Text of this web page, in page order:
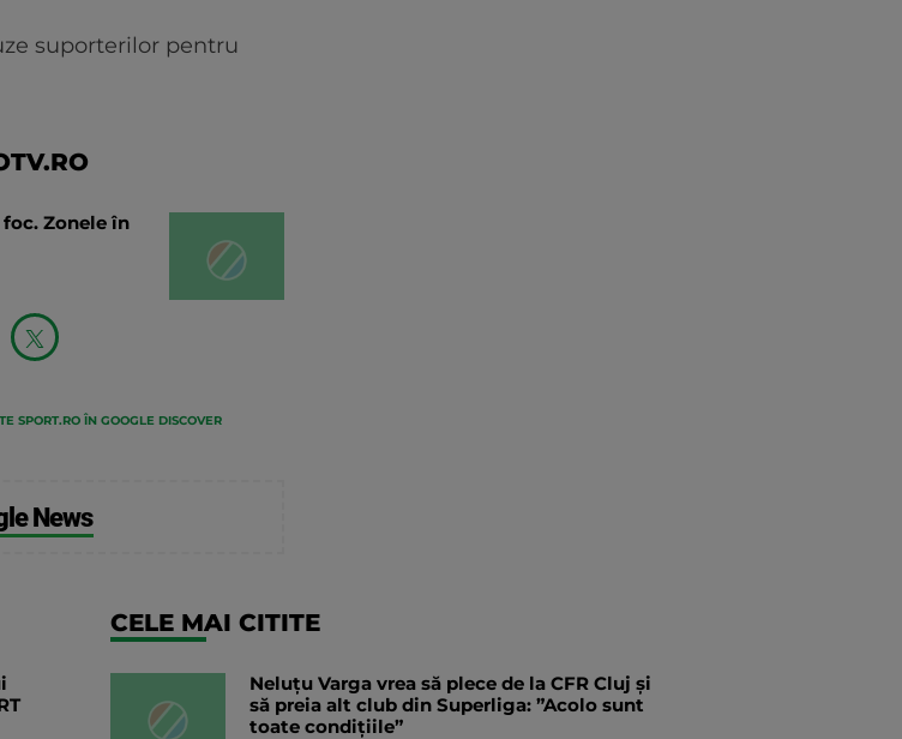
suporterilor pentru
Zonele în
SPORT.RO ÎN GOOGLE DISCOVER
News
CELE MAI CITITE
Neluțu Varga vrea să plece de la CFR Cluj și
să preia alt club din Superliga: ”Acolo sunt
toate condițiile”